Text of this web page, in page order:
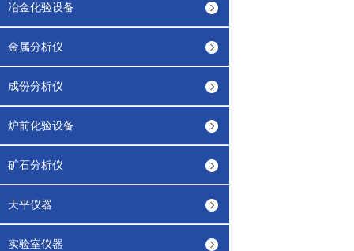
冶金化验设备
金属分析仪
成份分析仪
炉前化验设备
矿石分析仪
天平仪器
实验室仪器